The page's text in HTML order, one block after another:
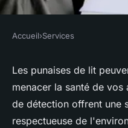
Chien de
punaises de
maintenant !
Accueil›Services
Les punaises de lit
menacer la santé de vos
de détection offrent une
respectueuse de